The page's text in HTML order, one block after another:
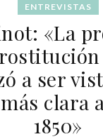
ENTREVISTAS
«La
a ser
clara
1850»